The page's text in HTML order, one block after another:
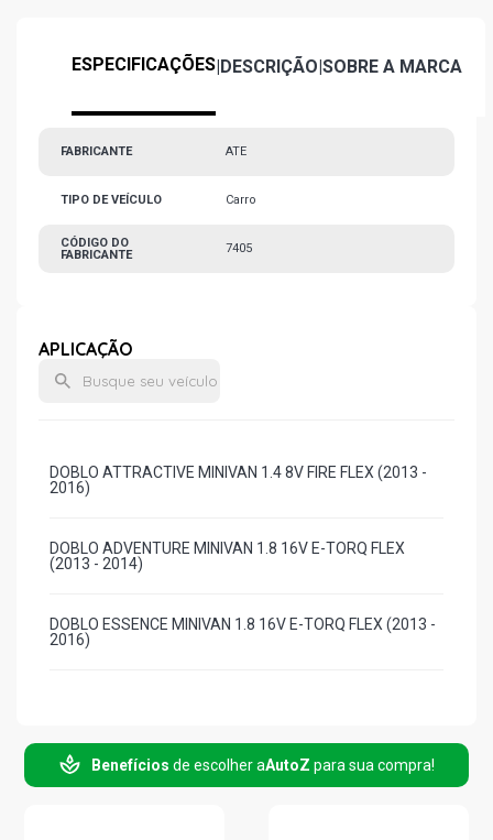
ESPECIFICAÇÕES|DESCRIÇÃO|SOBRE A MARCA
FABRICANTE ATE
TIPO DE VEÍCULO Carro
CÓDIGO DO
FABRICANTE
7405
APLICAÇÃO
DOBLO ATTRACTIVE MINIVAN 1.4 8V FIRE FLEX (2013 -
2016)
DOBLO ADVENTURE MINIVAN 1.8 16V E-TORQ FLEX
(2013 - 2014)
DOBLO ESSENCE MINIVAN 1.8 16V E-TORQ FLEX (2013 -
2016)
Benefícios de escolher aAutoZ para sua compra!